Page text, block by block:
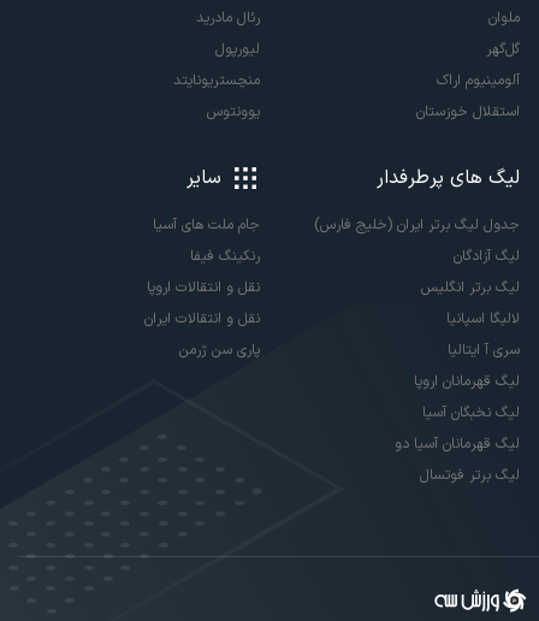
ملوان
گل‌گهر
آلومینیوم اراک
استقلال خوزستان
رئال مادرید
لیورپول
منچستریونایتد
یوونتوس
لیگ های پرطرفدار
جدول لیگ برتر ایران (خلیج فارس)
لیگ آزادگان
لیگ برتر انگلیس
لالیگا اسپانیا
سری آ ایتالیا
لیگ قهرمانان اروپا
لیگ نخبگان آسیا
لیگ قهرمانان آسیا دو
لیگ برتر فوتسال
سایر
جام ملت های آسیا
رنکینگ فیفا
نقل و انتقالات اروپا
نقل و انتقالات ایران
پاری سن ژرمن